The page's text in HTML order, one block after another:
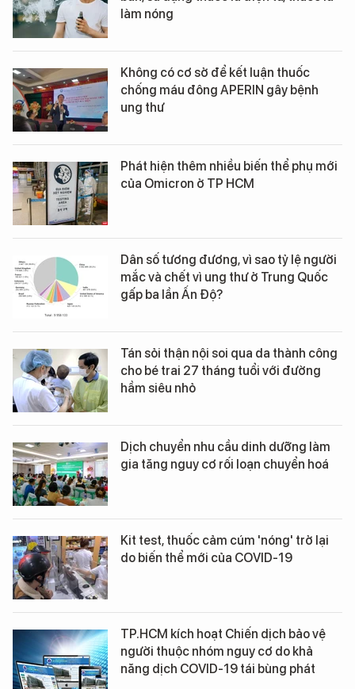
làm nóng
Không có cơ sở để kết luận thuốc
chống máu đông APERIN gây bệnh
ung thư
Phát hiện thêm nhiều biến thể phụ mới
của Omicron ở TP HCM
Dân số tương đương, vì sao tỷ lệ người
mắc và chết vì ung thư ở Trung Quốc
gấp ba lần Ấn Độ?
Tán sỏi thận nội soi qua da thành công
cho bé trai 27 tháng tuổi với đường
hầm siêu nhỏ
Dịch chuyển nhu cầu dinh dưỡng làm
gia tăng nguy cơ rối loạn chuyển hoá
Kit test, thuốc cảm cúm 'nóng' trở lại
do biến thể mới của COVID-19
TP.HCM kích hoạt Chiến dịch bảo vệ
người thuộc nhóm nguy cơ do khả
năng dịch COVID-19 tái bùng phát